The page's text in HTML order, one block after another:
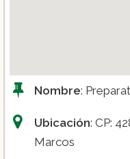
Nombre:
Ubicación: CP:
Marcos